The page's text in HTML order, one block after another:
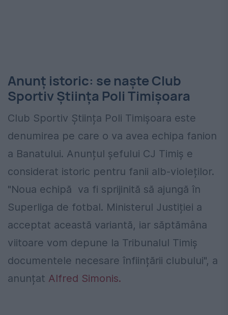
Anunț istoric: se naște Club
Sportiv Știința Poli Timișoara
Club Sportiv Știința Poli Timișoara este
denumirea pe care o va avea echipa fanion
a Banatului. Anunțul șefului CJ Timiș e
considerat istoric pentru fanii alb-violeților.
"Noua echipă va fi sprijinită să ajungă în
Superliga de fotbal. Ministerul Justiției a
acceptat această variantă, iar săptămâna
viitoare vom depune la Tribunalul Timiș
documentele necesare înființării clubului", a
anunțat Alfred Simonis.